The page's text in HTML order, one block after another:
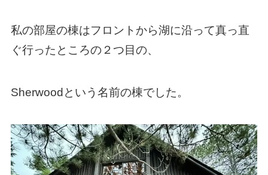
私の部屋の棟はフロントから湖に沿って真っ直
ぐ行ったところの２つ目の、
Sherwoodという名前の棟でした。